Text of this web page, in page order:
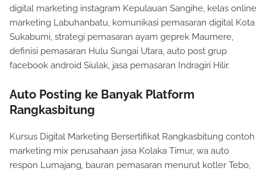
digital marketing instagram Kepulauan Sangihe, kelas online
marketing Labuhanbatu, komunikasi pemasaran digital Kota
Sukabumi, strategi pemasaran ayam geprek Maumere,
definisi pemasaran Hulu Sungai Utara, auto post grup
facebook android Siulak, jasa pemasaran Indragiri Hilir.
Auto Posting ke Banyak Platform
Rangkasbitung
Kursus Digital Marketing Bersertifikat Rangkasbitung contoh
marketing mix perusahaan jasa Kolaka Timur, wa auto
respon Lumajang, bauran pemasaran menurut kotler Tebo,